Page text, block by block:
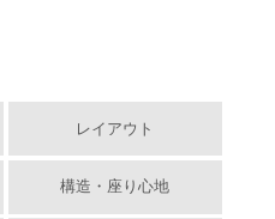
レイアウト
構造・座り心地